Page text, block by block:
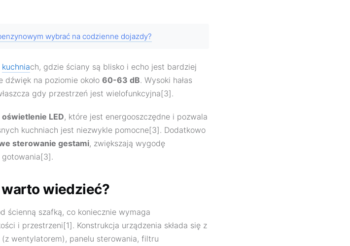
wybrać na codzienne dojazdy?
kuchniach, gdzie ściany są blisko i echo jest bardziej
na poziomie około 60-63 dB. Wysoki hałas
gdy przestrzeń jest wielofunkcyjna[3].
oświetlenie LED, które jest energooszczędne i pozwala
kuchniach jest niezwykle pomocne[3]. Dodatkowo
sterowanie gestami, zwiększają wygodę
gotowania[3].
wiedzieć?
ścienną szafką, co koniecznie wymaga
i przestrzeni[1]. Konstrukcja urządzenia składa się z
wentylatorem), panelu sterowania, filtru